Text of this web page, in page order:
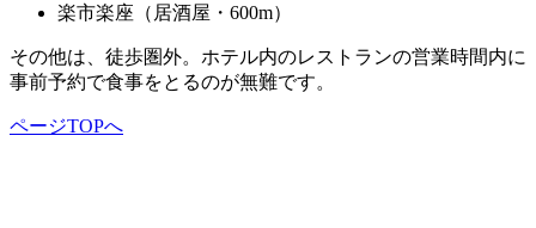
楽市楽座（居酒屋・600m）
その他は、徒歩圏外。ホテル内のレストランの営業時間内に
事前予約で食事をとるのが無難です。
ページTOPへ